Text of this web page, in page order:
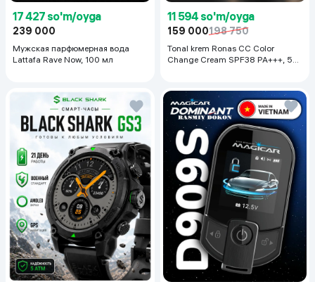
17 427 so'm/oyga
239 000
Мужская парфюмерная вода
Lattafa Rave Now, 100 мл
11 594 so'm/oyga
159 000198 750
Tonal krem Ronas CC Color
Change Cream SPF38 PA+++, 50